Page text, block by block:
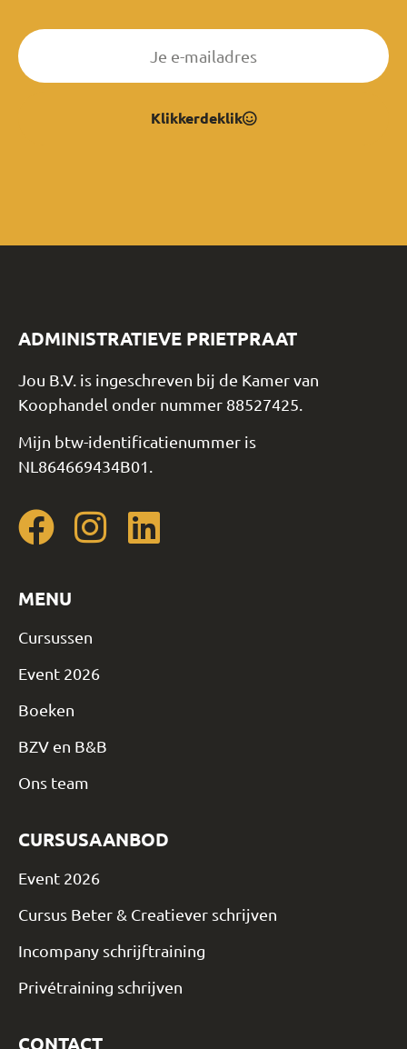
Klikkerdeklik
ADMINISTRATIEVE PRIETPRAAT
Jou B.V. is ingeschreven bij de Kamer van
Koophandel onder nummer 88527425.
Mijn btw-identificatienummer is
NL864669434B01.
MENU
Cursussen
Event 2026
Boeken
BZV en B&B
Ons team
CURSUSAANBOD
Event 2026
Cursus Beter & Creatiever schrijven
Incompany schrijftraining
Privétraining schrijven
CONTACT